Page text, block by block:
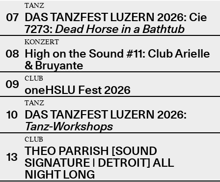
07
TANZ
DAS TANZFEST LUZERN 2026: Cie
7273: Dead Horse in a Bathtub
08
KONZERT
High on the Sound #11: Club Arielle
& Bruyante
09
CLUB
oneHSLU Fest 2026
10
TANZ
DAS TANZFEST LUZERN 2026:
Tanz-Workshops
13
CLUB
THEO PARRISH [SOUND
SIGNATURE | DETROIT] ALL
NIGHT LONG